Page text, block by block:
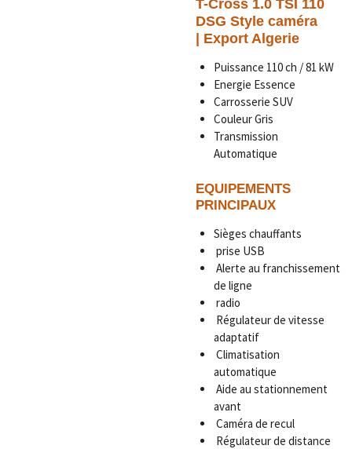
T-Cross 1.0 TSI 110
DSG Style caméra
| Export Algerie
Puissance 110 ch / 81 kW
Energie Essence
Carrosserie SUV
Couleur Gris
Transmission
Automatique
EQUIPEMENTS
PRINCIPAUX
Sièges chauffants
prise USB
Alerte au franchissement
de ligne
radio
Régulateur de vitesse
adaptatif
Climatisation
automatique
Aide au stationnement
avant
Caméra de recul
Régulateur de distance